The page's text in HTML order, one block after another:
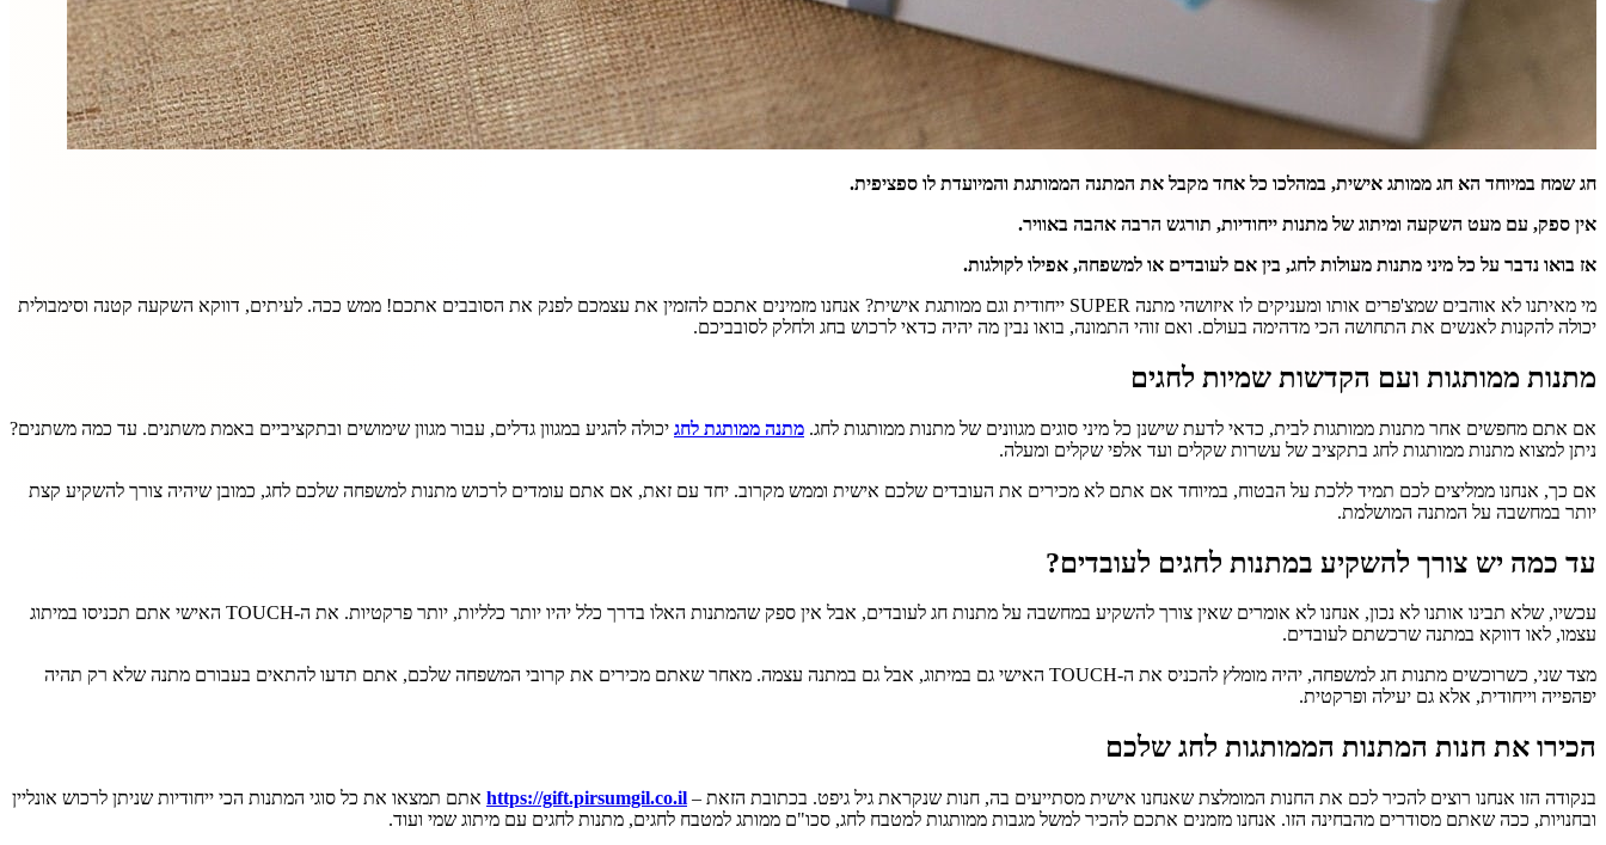
חג שמח במיוחד הא חג ממותג אישית, במהלכו כל אחד מקבל את המתנה הממותגת והמיועדת לו ספציפית.
אין ספק, עם מעט השקעה ומיתוג של מתנות ייחודיות, תורגש הרבה אהבה באוויר.
אז בואו נדבר על כל מיני מתנות מעולות לחג, בין אם לעובדים או למשפחה, אפילו לקולגות.
מי מאיתנו לא אוהבים שמצ'פרים אותו ומעניקים לו איזושהי מתנה SUPER ייחודית וגם ממותגת אישית? אנחנו מזמינים אתכם להזמין את עצמכם לפנק את הסובבים אתכם! ממש ככה. לעיתים, דווקא השקעה קטנה וסימבולית
יכולה להקנות לאנשים את התחושה הכי מדהימה בעולם. ואם זוהי התמונה, בואו נבין מה יהיה כדאי לרכוש בחג ולחלק לסובביכם.
מתנות ממותגות ועם הקדשות שמיות לחגים
אם אתם מחפשים אחר מתנות ממותגות לבית, כדאי לדעת שישנן כל מיני סוגים מגוונים של מתנות ממותגות לחג. מתנה ממותגת לחג יכולה להגיע במגוון גדלים, עבור מגוון שימושים ובתקציביים באמת משתנים. עד כמה משתנים?
ניתן למצוא מתנות ממותגות לחג בתקציב של עשרות שקלים ועד אלפי שקלים ומעלה.
אם כך, אנחנו ממליצים לכם תמיד ללכת על הבטוח, במיוחד אם אתם לא מכירים את העובדים שלכם אישית וממש מקרוב. יחד עם זאת, אם אתם עומדים לרכוש מתנות למשפחה שלכם לחג, כמובן שיהיה צורך להשקיע קצת
יותר במחשבה על המתנה המושלמת.
עד כמה יש צורך להשקיע במתנות לחגים לעובדים?
עכשיו, שלא תבינו אותנו לא נכון, אנחנו לא אומרים שאין צורך להשקיע במחשבה על מתנות חג לעובדים, אבל אין ספק שהמתנות האלו בדרך כלל יהיו יותר כלליות, יותר פרקטיות. את ה-TOUCH האישי אתם תכניסו במיתוג
עצמו, לאו דווקא במתנה שרכשתם לעובדים.
מצד שני, כשרוכשים מתנות חג למשפחה, יהיה מומלץ להכניס את ה-TOUCH האישי גם במיתוג, אבל גם במתנה עצמה. מאחר שאתם מכירים את קרובי המשפחה שלכם, אתם תדעו להתאים בעבורם מתנה שלא רק תהיה
יפהפייה וייחודית, אלא גם יעילה ופרקטית.
הכירו את חנות המתנות הממותגות לחג שלכם
בנקודה הזו אנחנו רוצים להכיר לכם את החנות המומלצת שאנחנו אישית מסתייעים בה, חנות שנקראת גיל גיפט. בכתובת הזאת – https://gift.pirsumgil.co.il אתם תמצאו את כל סוגי המתנות הכי ייחודיות שניתן לרכוש אונליין
ובחנויות, ככה שאתם מסודרים מהבחינה הזו. אנחנו מזמנים אתכם להכיר למשל מגבות ממותגות למטבח לחג, סכו"ם ממותג למטבח לחגים, מתנות לחגים עם מיתוג שמי ועוד.